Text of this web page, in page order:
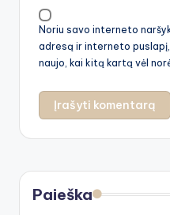
Noriu savo interneto
adresą ir interneto
naujo, kai kitą kartą vėl
Paieška